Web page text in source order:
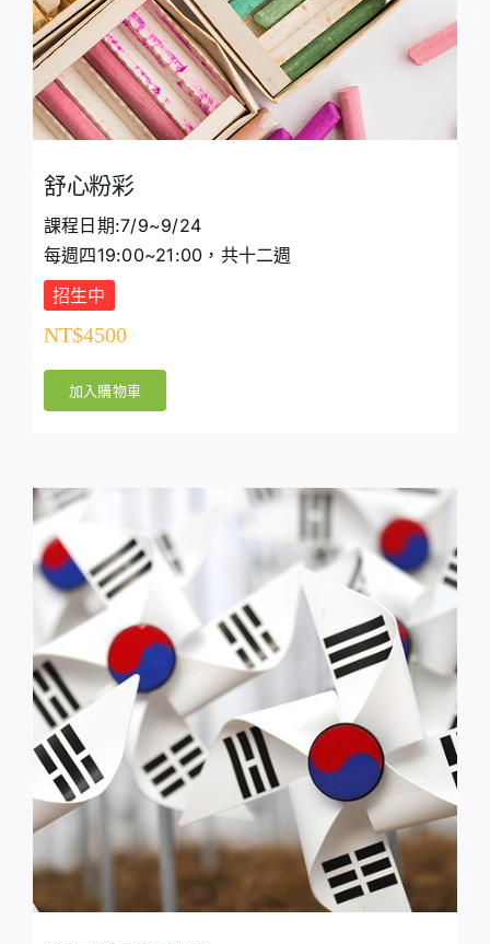
舒心粉彩
課程日期:7/9~9/24
每週四19:00~21:00，共十二週
招生中
NT$4500
加入購物車